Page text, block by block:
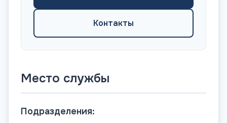
Контакты
Место службы
Подразделения: